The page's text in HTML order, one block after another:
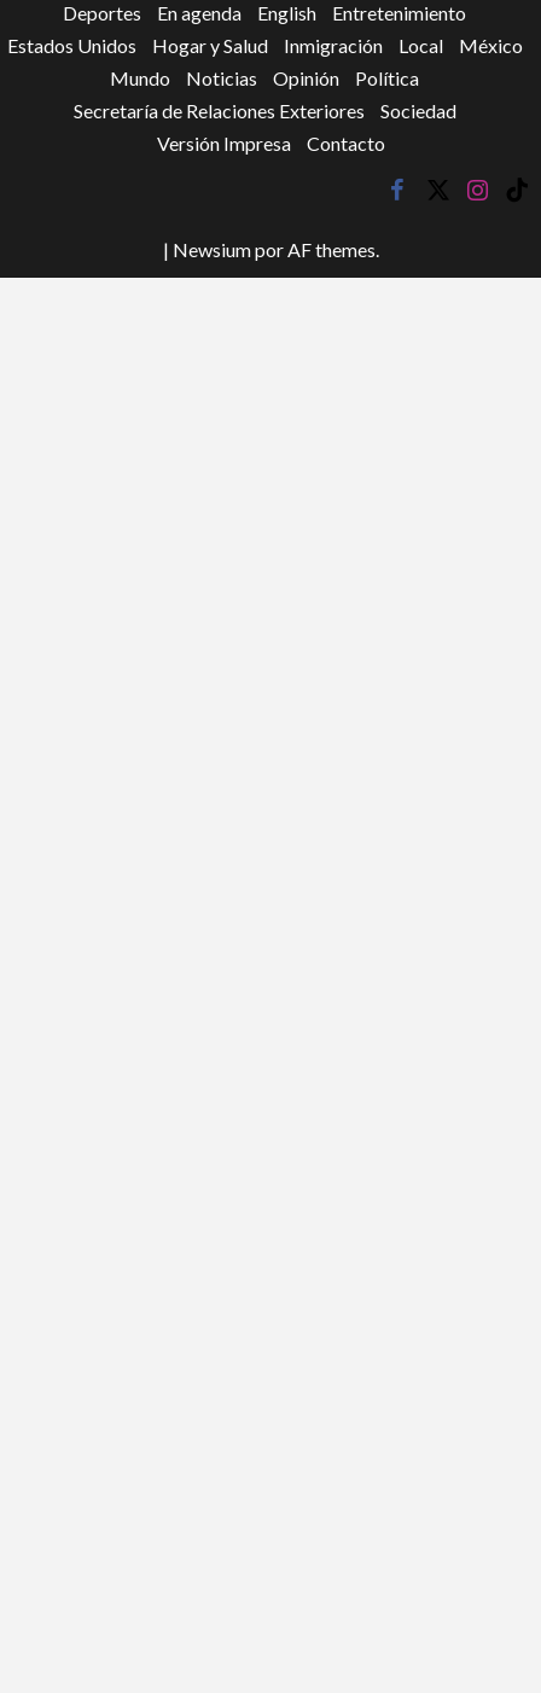
Deportes
En agenda English
Entretenimiento
Estados Unidos
Hogar y Salud Inmigración Local
México
Mundo
Noticias Opinión
Política
Secretaría de Relaciones Exteriores
Sociedad
Versión Impresa
Contacto
facebook
twitter
tik
| Newsiumpor AF themes.